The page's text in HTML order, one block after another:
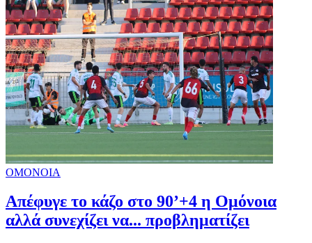
ΟΜΟΝΟΙΑ
Απέφυγε το κάζο στο 90’+4 η Ομόνοια
αλλά συνεχίζει να... προβληματίζει